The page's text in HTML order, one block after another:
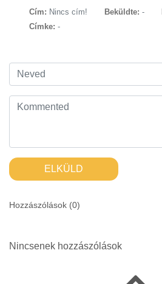
Cím: Nincs cím! Beküldte: -
Címke: -
ELKÜLD
Hozzászólások (0)
Nincsenek hozzászólások